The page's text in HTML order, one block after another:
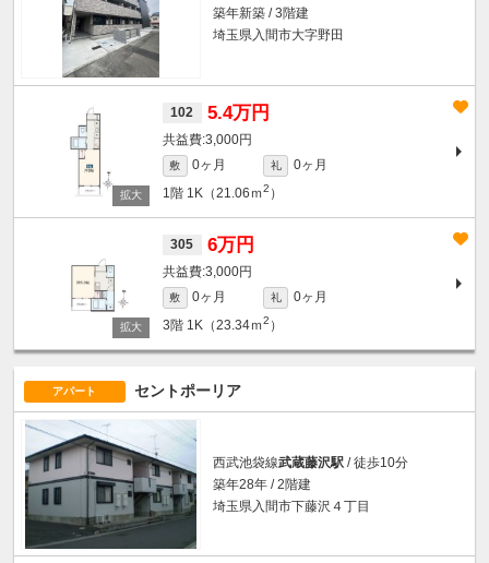
築年新築 / 3階建
埼玉県入間市大字野田
102 5.4万円
3,000円
敷 0ヶ月 礼
0ヶ月
1階 1K（21.06ｍ2 ）
305 6万円
3,000円
敷 0ヶ月 礼
0ヶ月
3階 1K（23.34ｍ2 ）
アパート セントポーリア
西武池袋線武蔵藤沢駅 / 徒歩10分
築年28年 / 2階建
埼玉県入間市下藤沢４丁目